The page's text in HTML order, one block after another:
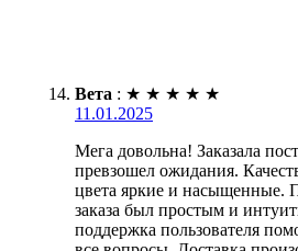
Вета : ★ ★ ★ ★ ★
11.01.2025
Мега довольна! Заказала
превзошел ожидания.
цвета яркие и насыщенные.
заказа был простым и
поддержка пользователя